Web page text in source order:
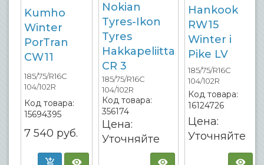
Kumho
Winter
PorTran
CW11
185/75/R16C
104/102R
Код товара:
15694395
7 540 руб.
Nokian
Tyres-Ikon
Tyres
Hakkapeliitta
CR 3
185/75/R16C
104/102R
Код товара:
356174
Цена:
Уточняйте
Hankook
RW15
Winter i
Pike LV
185/75/R16C
104/102R
Код товара:
16124726
Цена:
Уточняйте